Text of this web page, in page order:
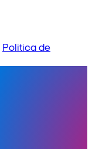
Politica de